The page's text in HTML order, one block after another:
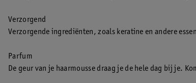
Verzorgend
Verzorgende ingrediënten, zoals keratine en andere
Parfum
De geur van je haarmousse draag je de hele dag bij je.